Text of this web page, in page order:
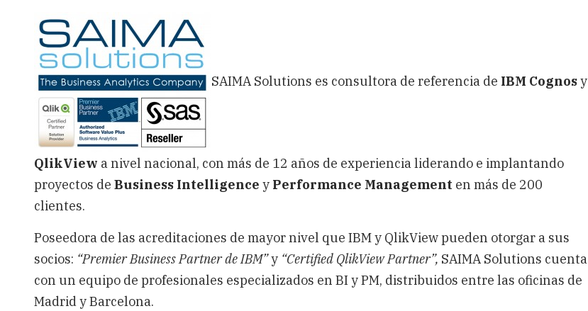
SAIMA Solutions es consultora de referencia de IBM Cognosy
QlikView a nivel nacional, con más de 12 años de experiencia liderando e implantando
proyectos de Business Intelligence y Performance Management en más de 200
clientes.
Poseedora de las acreditaciones de mayor nivel que IBM y QlikView pueden otorgar a sus
socios: “Premier Business Partner de IBM”y “Certified QlikView Partner”, SAIMA Solutions cuenta
con un equipo de profesionales especializados en BI y PM, distribuidos entre las oficinas de
Madrid y Barcelona.